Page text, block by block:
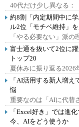
40代だけ少し異なる：
約8割「内定期間中に
ル2位「モチベ維持」
「やる必要ない」派の
富士通を抜いて2位に
トップ20
夏休みに振り返る2026
「AI活用する新人増
悩
重要なのは「AIに代替
「Excel好き」では進
今、AIをどう使うか